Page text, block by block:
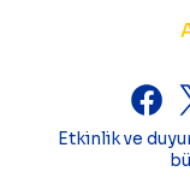
Etkinlik ve